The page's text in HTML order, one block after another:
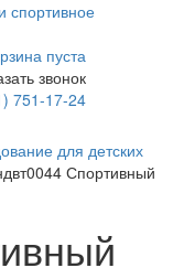
пуста
звонок
751-17-24
для детских
Спортивный